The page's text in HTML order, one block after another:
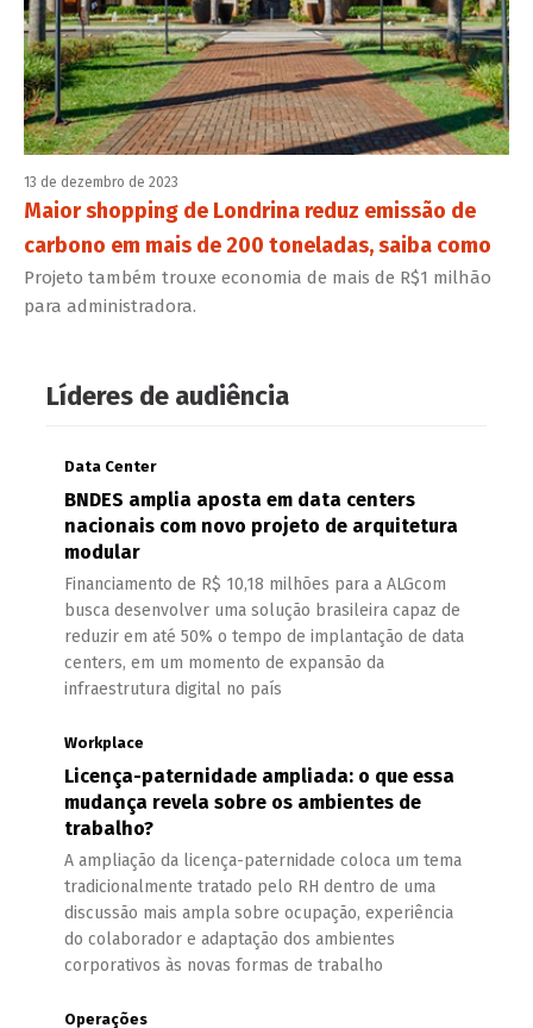
13 de dezembro de 2023
Maior shopping de Londrina reduz emissão de
carbono em mais de 200 toneladas, saiba como
Projeto também trouxe economia de mais de R$1 milhão
para administradora.
Líderes de audiência
Data Center
BNDES amplia aposta em data centers
nacionais com novo projeto de arquitetura
modular
Financiamento de R$ 10,18 milhões para a ALGcom
busca desenvolver uma solução brasileira capaz de
reduzir em até 50% o tempo de implantação de data
centers, em um momento de expansão da
infraestrutura digital no país
Workplace
Licença-paternidade ampliada: o que essa
mudança revela sobre os ambientes de
trabalho?
A ampliação da licença-paternidade coloca um tema
tradicionalmente tratado pelo RH dentro de uma
discussão mais ampla sobre ocupação, experiência
do colaborador e adaptação dos ambientes
corporativos às novas formas de trabalho
Operações